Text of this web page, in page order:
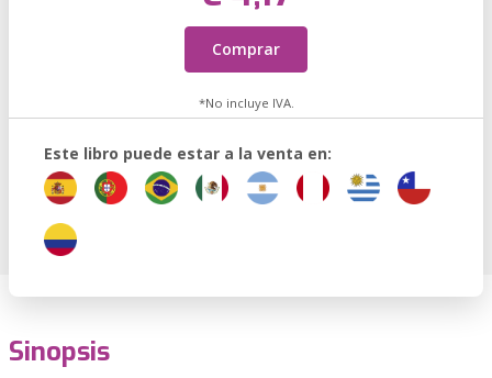
Comprar
*No incluye IVA.
Este libro puede estar a la venta en:
Sinopsis